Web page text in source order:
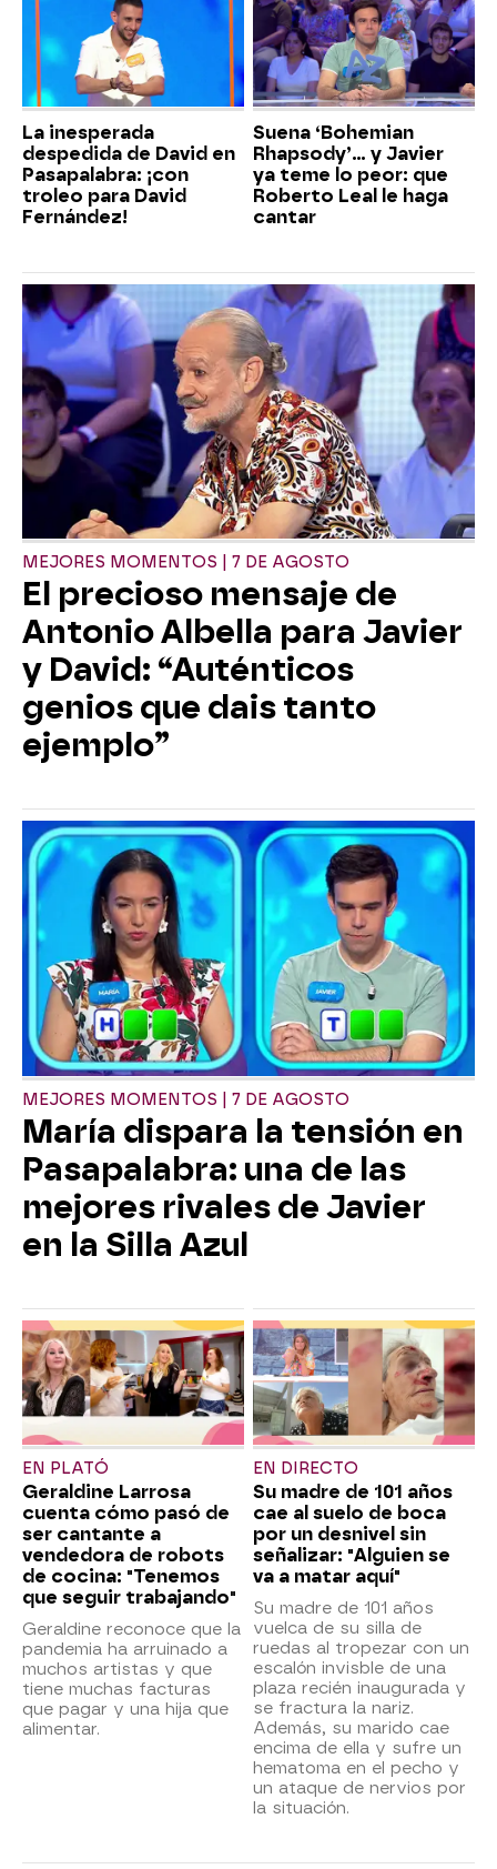
La inesperada
despedida de David en
Pasapalabra: ¡con
troleo para David
Fernández!
Suena ‘Bohemian
Rhapsody’... y Javier
ya teme lo peor: que
Roberto Leal le haga
cantar
MEJORES MOMENTOS | 7 DE AGOSTO
El precioso mensaje de
Antonio Albella para Javier
y David: “Auténticos
genios que dais tanto
ejemplo”
MEJORES MOMENTOS | 7 DE AGOSTO
María dispara la tensión en
Pasapalabra: una de las
mejores rivales de Javier
en la Silla Azul
EN PLATÓ
Geraldine Larrosa
cuenta cómo pasó de
ser cantante a
vendedora de robots
de cocina: "Tenemos
que seguir trabajando"
Geraldine reconoce que la
pandemia ha arruinado a
muchos artistas y que
tiene muchas facturas
que pagar y una hija que
alimentar.
EN DIRECTO
Su madre de 101 años
cae al suelo de boca
por un desnivel sin
señalizar: "Alguien se
va a matar aquí"
Su madre de 101 años
vuelca de su silla de
ruedas al tropezar con un
escalón invisble de una
plaza recién inaugurada y
se fractura la nariz.
Además, su marido cae
encima de ella y sufre un
hematoma en el pecho y
un ataque de nervios por
la situación.